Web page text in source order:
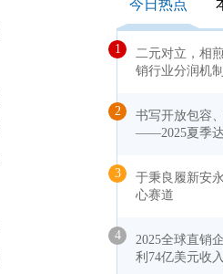
今日热点
1
二元对立，相
销行业分润机
2
书写开放包容
——2025夏季
3
于秉良履新安
心赛道
4
2025全球直销
利74亿美元收